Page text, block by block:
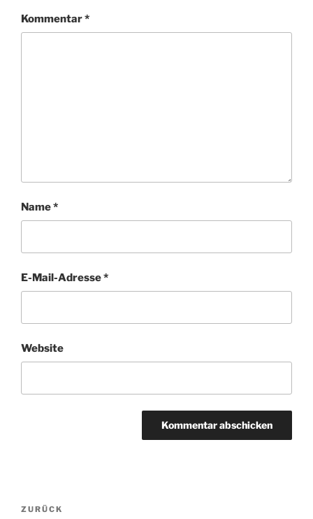
Kommentar*
Name*
E-Mail-Adresse*
Website
Beitragsnavigation
Vorheriger
ZURÜCK